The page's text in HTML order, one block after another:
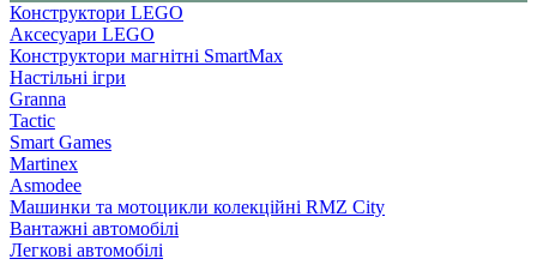
Конструктори LEGO
Аксесуари LEGO
Конструктори магнітні SmartMax
Настільні ігри
Granna
Tactic
Smart Games
Martinex
Asmodee
Машинки та мотоцикли колекційні RMZ City
Вантажні автомобілі
Легкові автомобілі